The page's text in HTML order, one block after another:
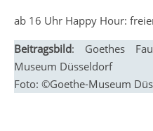
ab 16 Uhr Happy Hour:
Beitragsbild: Goethes
Museum Düsseldorf
Foto: ©Goethe-Museum